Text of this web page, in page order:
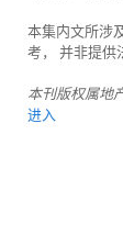
本集内文所涉
考， 并非提供
本刊版权属地
进入